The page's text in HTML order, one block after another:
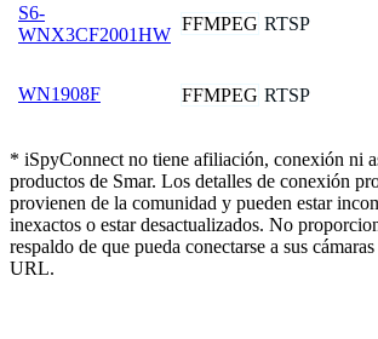
S6-
WNX3CF2001HW
FFMPEG RTSP
WN1908F FFMPEG RTSP
* iSpyConnect no tiene afiliación, conexión ni
productos de Smar. Los detalles de conexión
provienen de la comunidad y pueden estar
inexactos o estar desactualizados. No
respaldo de que pueda conectarse a sus
URL.